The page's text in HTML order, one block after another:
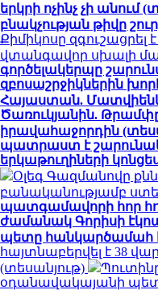
երկրի ոչինչ չի անում
բնակչության թիվը
Քիմիկոսը զգուշացրել
վտանգավոր սխալի
գործելակերպը
զբոսաշրջիկներին
Հայաստան.
Ծառուկյանին. Թրամփը
իրավահաջորդին
պատրաստ է
երկաթուղիների
Օլեգ Գազմանովը
բանականությամբ
պատգամավորի հոր
ժամանակ Գորիսի
պետը հանկարծամահ է
հայտնաբերվել է 38
(տեսանյութ)
օդանավակայանի